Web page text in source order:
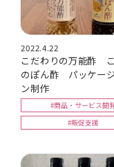
2022.4.22
こだわりの万能酢
のぽん酢 パッケー
ン制作
#商品・サービス開
#販促支援